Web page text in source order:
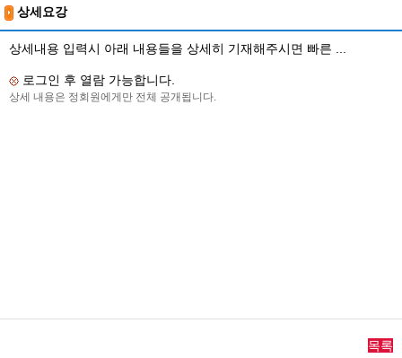
상세요강
상세내용 입력시 아래 내용들을 상세히 기재해주시면 빠른 ...
로그인 후 열람 가능합니다.
상세 내용은 정회원에게만 전체 공개됩니다.
목록